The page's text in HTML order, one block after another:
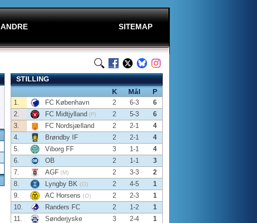
ANDRE SITEMAP
STILLING
K
Mål P
1. FC København 2 6-3
6
2.
FC Midtjylland (P) 2 5-3
6
3.
FC Nordsjælland 2 2-1
4
4.
Brøndby IF 2 2-1
4
5.
Viborg FF 3 1-1
4
6.
OB 2 1-1
3
7.
AGF (M) 2 3-3
2
8.
Lyngby BK (O) 2 4-5
1
9.
AC Horsens (O) 2 2-3
1
10.
Randers FC 2 1-2
1
11.
Sønderjyske 3 2-4
1